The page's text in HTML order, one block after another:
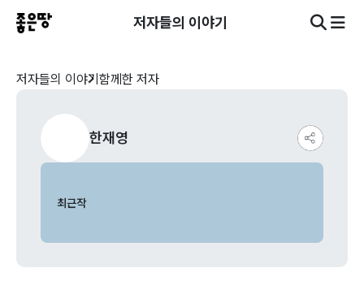
저자들의 이야기
저자들의 이야기 함께한 저자
한재영
최근작